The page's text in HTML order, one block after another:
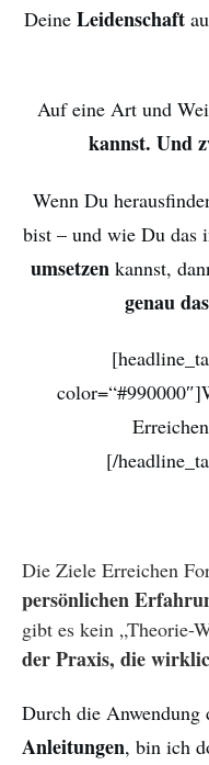
Deine Leidenschaft
Auf eine Art und
kannst. Und
Wenn Du
bist – und wie Du das
umsetzen kannst,
genau
[/
Die Ziele Erreichen
persönlichen
gibt es kein „Theorie-
der Praxis, die
Durch die Anwendung
Anleitungen, bin ich